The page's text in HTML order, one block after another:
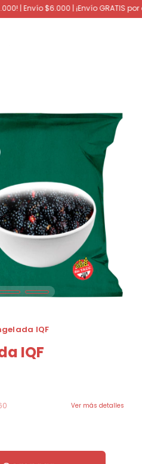
$6.000 | ¡Envío GRATIS por
IQF
IQF
Ver más detalles